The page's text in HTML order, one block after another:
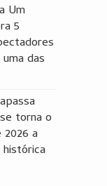
Um
5
das
torna o
a